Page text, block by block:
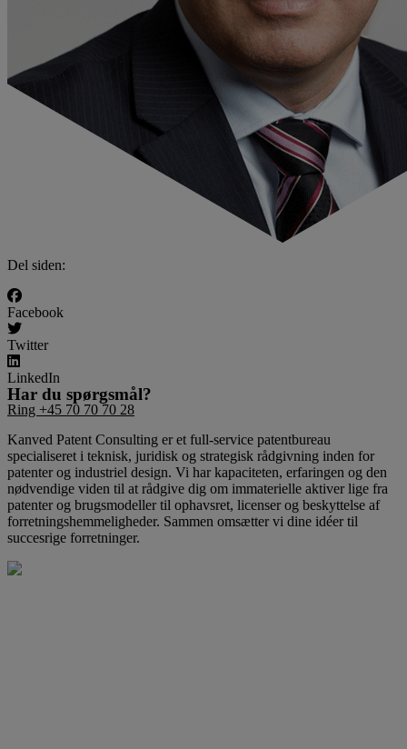
Del siden:
Facebook
Twitter
LinkedIn
Har du spørgsmål?
Ring +45 70 70 70 28
Kanved Patent Consulting er et full-service patentbureau
specialiseret i teknisk, juridisk og strategisk rådgivning inden for
patenter og industriel design. Vi har kapaciteten, erfaringen og den
nødvendige viden til at rådgive dig om immaterielle aktiver lige fra
patenter og brugsmodeller til ophavsret, licenser og beskyttelse af
forretningshemmeligheder. Sammen omsætter vi dine idéer til
succesrige forretninger.